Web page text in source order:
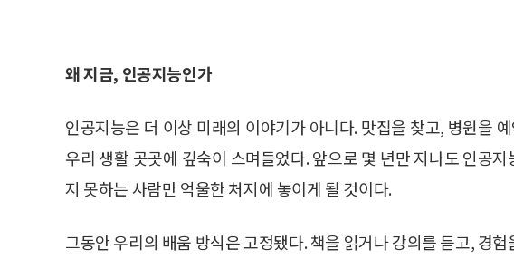
왜 지금, 인공지능인가
인공지능은 더 이상 미래의 이야기가 아니다. 맛집을 찾고, 병원을
우리 생활 곳곳에 깊숙이 스며들었다. 앞으로 몇 년만 지나도 인공
지 못하는 사람만 억울한 처지에 놓이게 될 것이다.
그동안 우리의 배움 방식은 고정됐다. 책을 읽거나 강의를 듣고, 경